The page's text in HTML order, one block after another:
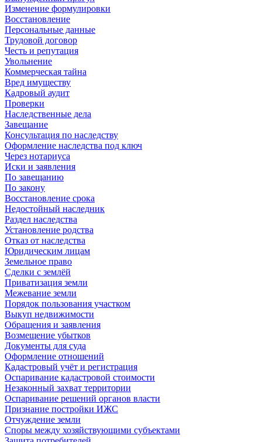
Изменение формулировки
Восстановление
Персональные данные
Трудовой договор
Честь и репутация
Увольнение
Коммерческая тайна
Вред имуществу
Кадровый аудит
Проверки
Наследственные дела
Завещание
Консультация по наследству
Оформление наследства под ключ
Через нотариуса
Иски и заявления
По завещанию
По закону
Восстановление срока
Недостойный наследник
Раздел наследства
Установление родства
Отказ от наследства
Юридическим лицам
Земельное право
Сделки с землёй
Приватизация земли
Межевание земли
Порядок пользования участком
Выкуп недвижимости
Обращения и заявления
Возмещение убытков
Документы для суда
Оформление отношений
Кадастровый учёт и регистрация
Оспаривание кадастровой стоимости
Незаконный захват территории
Оспаривание решений органов власти
Признание постройки ИЖС
Отчуждение земли
Споры между хозяйствующими субъектами